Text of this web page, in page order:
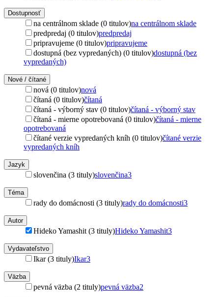
Dostupnosť
na centrálnom sklade (0 titulov)na centrálnom sklade
predpredaj (0 titulov)predpredaj
pripravujeme (0 titulov)pripravujeme
dostupná (bez vypredaných) (0 titulov)dostupná (bez
vypredaných)
Nové / čítané
nová (0 titulov)nová
čítaná (0 titulov)čítaná
čítaná - výborný stav (0 titulov)čítaná - výborný stav
čítaná - mierne opotrebovaná (0 titulov)čítaná - mierne
opotrebovaná
čítané verzie vypredaných kníh (0 titulov)čítané verzie
vypredaných kníh
Jazyk
slovenčina (3 tituly)slovenčina3
Téma
rady do domácnosti (3 tituly)rady do domácnosti3
Autor
Hideko Yamashit (3 tituly)Hideko Yamashit3
Vydavateľstvo
Ikar (3 tituly)Ikar3
Väzba
pevná väzba (2 tituly)pevná väzba2